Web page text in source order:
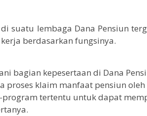
suatu lembaga Dana Pensiun
berdasarkan fungsinya.
bagian kepesertaan di Dana
proses klaim manfaat pensiun
tertentu untuk dapat